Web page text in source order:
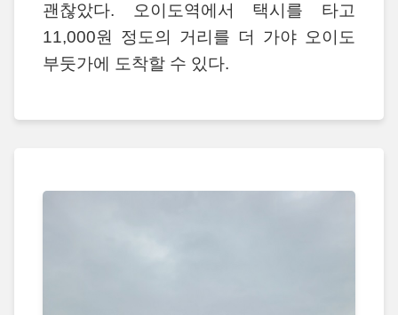
괜찮았다. 오이도역에서 택시를 타고
11,000원 정도의 거리를 더 가야 오이도
부둣가에 도착할 수 있다.